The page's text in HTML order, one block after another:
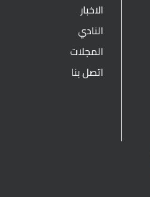
الاخبار
النادي
المجلات
اتصل بنا